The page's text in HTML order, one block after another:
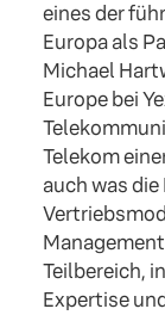
eines der
Europa als
Michael
Europe bei
Telekom
auch was
Teilbereich,
Expertise